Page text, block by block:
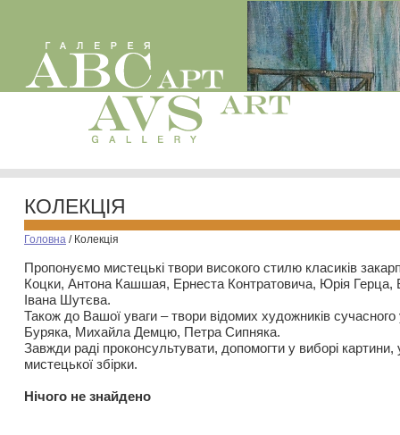
КОЛЕКЦІЯ
Головна / Колекція
Пропонуємо мистецькі твори високого стилю класиків
Коцки, Антона Кашшая, Ернеста Контратовича, Юрія
Івана Шутєва.
Також до Вашої уваги – твори відомих художників
Буряка, Михайла Демцю, Петра Сипняка.
Завжди раді проконсультувати, допомогти у виборі картини,
мистецької збірки.
Нiчого не знайдено